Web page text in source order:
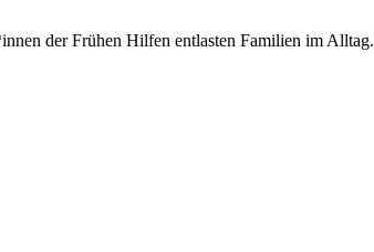
der Frühen Hilfen entlasten Familien im Alltag.